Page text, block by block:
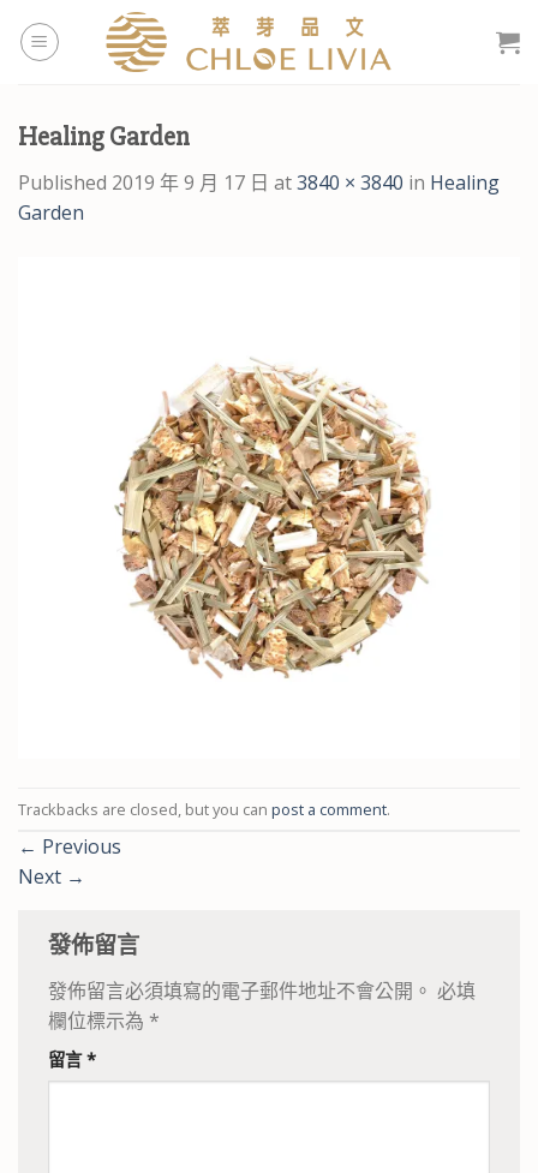
Healing Garden
Published 2019 年 9 月 17 日 at3840 × 3840 in Healing
Garden
Trackbacks are closed, but you can post a comment.
← Previous
Next →
發佈留言
發佈留言必須填寫的電子郵件地址不會公開。 必填
欄位標示為 *
留言*